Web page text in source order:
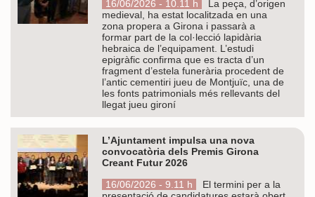
16/06/2026 - 10.11 h
La peça, d’origen
medieval, ha estat localitzada en una
zona propera a Girona i passarà a
formar part de la col·lecció lapidària
hebraica de l’equipament. L’estudi
epigràfic confirma que es tracta d’un
fragment d’estela funerària procedent de
l’antic cementiri jueu de Montjuïc, una de
les fonts patrimonials més rellevants del
llegat jueu gironí
L’Ajuntament impulsa una nova
convocatòria dels Premis Girona
Creant Futur 2026
16/06/2026 - 9.11 h
El termini per a la